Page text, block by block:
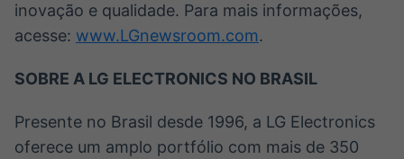
inovação e qualidade. Para mais informações,
acesse: www.LGnewsroom.com.
SOBRE A LG ELECTRONICS NO BRASIL
Presente no Brasil desde 1996, a LG Electronics
oferece um amplo portfólio com mais de 350